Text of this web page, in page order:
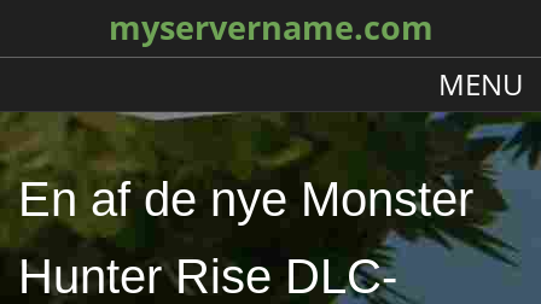
myservername.com
MENU
En af de nye Monster
Hunter Rise DLC-